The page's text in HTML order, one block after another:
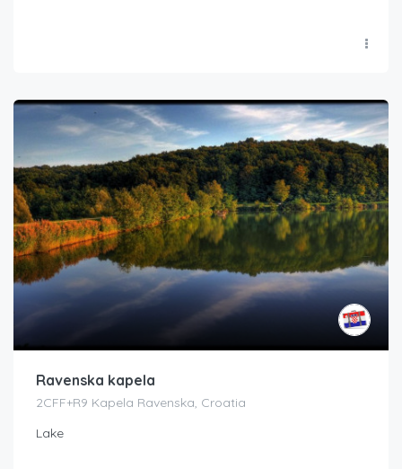
Ravenska kapela
2CFF+R9 Kapela Ravenska, Croatia
Lake